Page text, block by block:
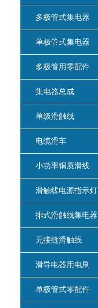
多极管式集电器
单极管式集电器
多极管用零配件
集电器总成
单级滑触线
电缆滑车
小功率铜质滑线
滑触线电源指示灯
排式滑触线集电器
无接缝滑触线
滑导电器用电刷
单极管式零配件